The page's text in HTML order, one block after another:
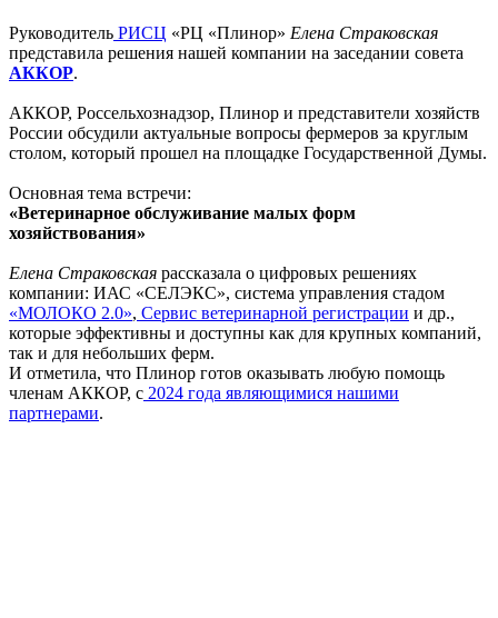
Руководитель РИСЦ «РЦ «Плинор» Елена Страковская
представила решения нашей компании на заседании совета
АККОР.
АККОР, Россельхознадзор, Плинор и представители хозяйств
России обсудили актуальные вопросы фермеров за круглым
столом, который прошел на площадке Государственной Думы.
Основная тема встречи:
«Ветеринарное обслуживание малых форм
хозяйствования»
Елена Страковская рассказала о цифровых решениях
компании: ИАС «СЕЛЭКС», система управления стадом
«МОЛОКО 2.0», Сервис ветеринарной регистрации и др.,
которые эффективны и доступны как для крупных компаний,
так и для небольших ферм.
И отметила, что Плинор готов оказывать любую помощь
членам АККОР, с 2024 года являющимися нашими
партнерами.